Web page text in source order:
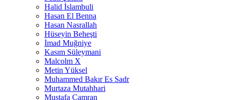
Halid İslambuli
Hasan El Benna
Hasan Nasrallah
Hüseyin Beheşti
İmad Muğniye
Kasım Süleymani
Malcolm X
Metin Yüksel
Muhammed Bakır Es Sadr
Murtaza Mutahhari
Mustafa Çamran